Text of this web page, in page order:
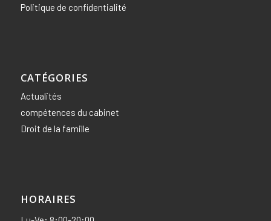
Politique de confidentialité
CATÉGORIES
Actualités
compétences du cabinet
Droit de la famille
HORAIRES